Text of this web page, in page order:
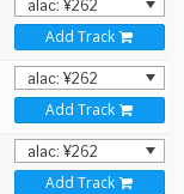
Add Track
Add Track
Add Track